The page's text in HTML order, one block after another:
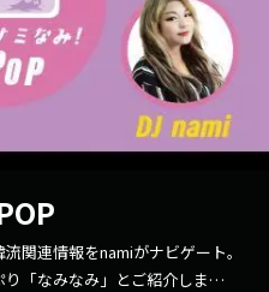
関連情報をnamiがナビゲート。
「なみなみ」とご紹介しま